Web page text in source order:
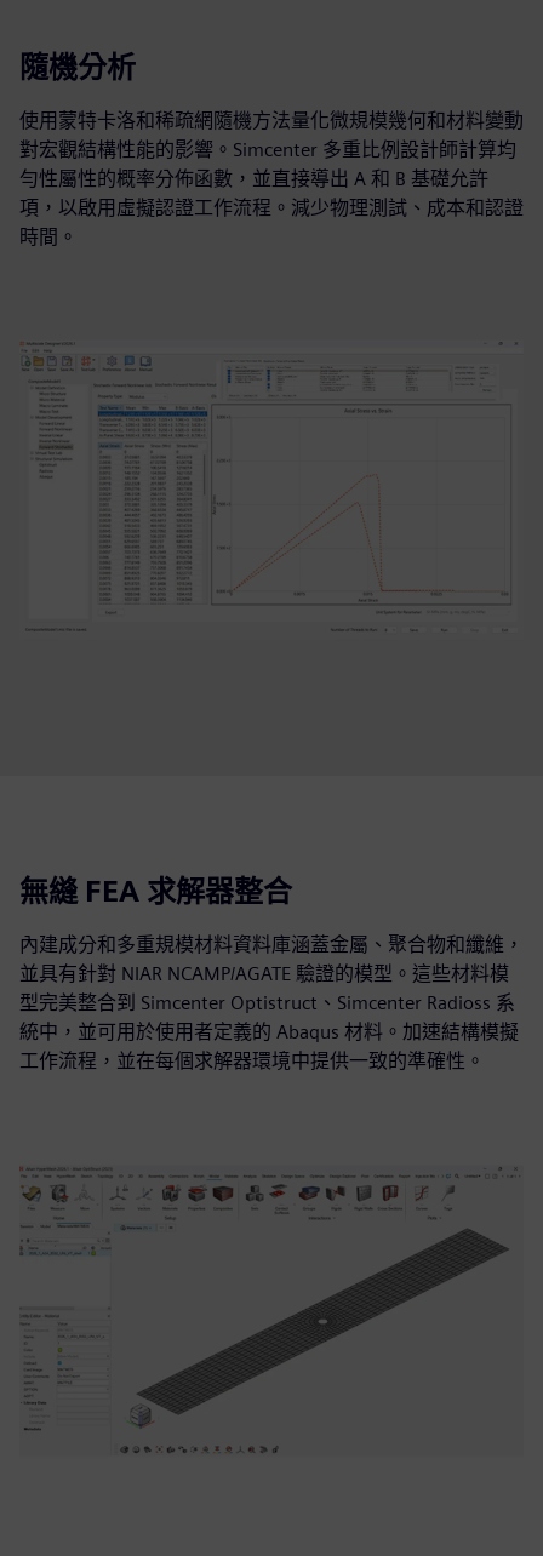
隨機分析
使用蒙特卡洛和稀疏網隨機方法量化微規模幾何和材料變動
對宏觀結構性能的影響。Simcenter 多重比例設計師計算均
勻性屬性的概率分佈函數，並直接導出 A 和 B 基礎允許
項，以啟用虛擬認證工作流程。減少物理測試、成本和認證
時間。
無縫 FEA 求解器整合
內建成分和多重規模材料資料庫涵蓋金屬、聚合物和纖維，
並具有針對 NIAR NCAMP/AGATE 驗證的模型。這些材料模
型完美整合到 Simcenter Optistruct、Simcenter Radioss 系
統中，並可用於使用者定義的 Abaqus 材料。加速結構模擬
工作流程，並在每個求解器環境中提供一致的準確性。